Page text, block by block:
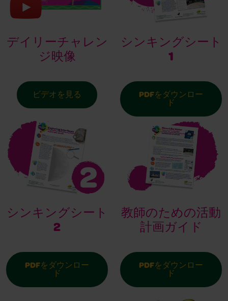
デイリーチャレン
ジ映像
ビデオを見る
シンキングシート
1
PDFをダウンロー
ド
シンキングシート
2
PDFをダウンロー
ド
教師のための活動
計画ガイド
PDFをダウンロー
ド